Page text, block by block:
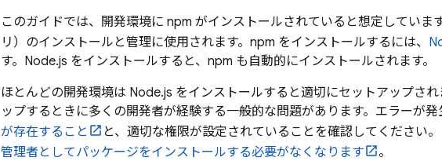
このガイドでは、開発環境に npm がインストールされていると想定していま
リ）のインストールと管理に使用されます。npm をインストールするには、
す。Node.js をインストールすると、npm も自動的にインストールされます。
ほとんどの開発環境は Node.js をインストールすると適切にセットアップさ
ップするときに多くの開発者が経験する一般的な問題があります。エラーが発
が存在すること
と、適切な権限が設定されていることを確認してください。
管理者としてパッケージをインストールする必要がなくなります
。